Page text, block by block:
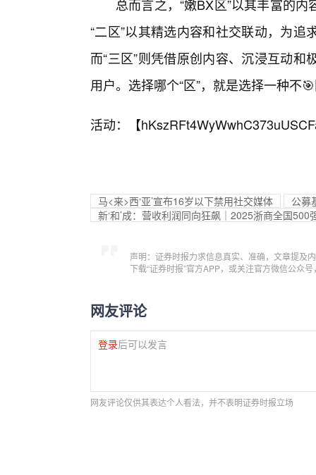
总而言之，“嫩BX区”以其丰富的
“二区”以其精选内容和社交联动，为
而“三区”则凭借原创内容、沉浸互动
用户。选择哪个“区”，就是选择一种不
活动：【
马<来>西‘亚’宣布16岁以下禁用社交媒体
公募
新‘和’成：营收利润同向狂飙｜2025浙商全国500
声明：证券时报力求信息真实、准确，文章提及
下载“证券时报”官方APP，或关注官方微信公众
网友评论
登录后可以发言
网友评论仅供其表达个人看法，并不表明证券时报立场